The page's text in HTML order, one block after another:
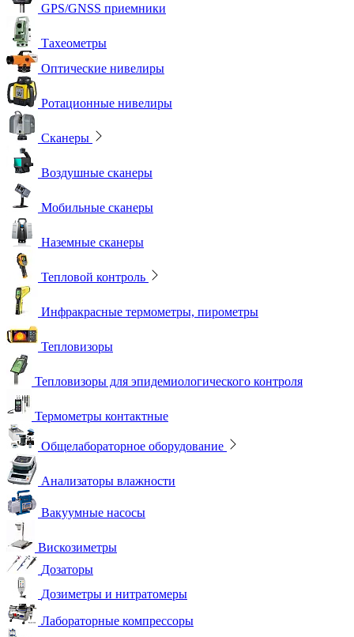
GPS/GNSS приемники
Тахеометры
Оптические нивелиры
Ротационные нивелиры
Сканеры
Воздушные сканеры
Мобильные сканеры
Наземные сканеры
Тепловой контроль
Инфракрасные термометры, пирометры
Тепловизоры
Тепловизоры для эпидемиологического контроля
Термометры контактные
Общелабораторное оборудование
Анализаторы влажности
Вакуумные насосы
Вискозиметры
Дозаторы
Дозиметры и нитратомеры
Лабораторные компрессоры